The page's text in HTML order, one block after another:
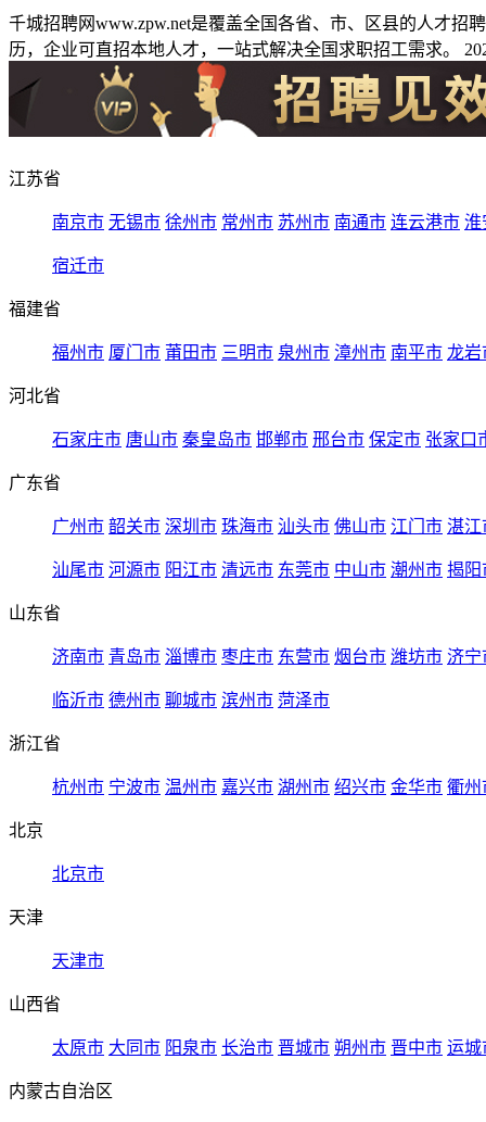
千城招聘网www.zpw.net是覆盖全国各省、市、区县的人才
历，企业可直招本地人才，一站式解决全国求职招工需求。
江苏省
南京市 无锡市 徐州市 常州市 苏州市 南通市 连云港市 淮
宿迁市
福建省
福州市 厦门市 莆田市 三明市 泉州市 漳州市 南平市 龙岩
河北省
石家庄市 唐山市 秦皇岛市 邯郸市 邢台市 保定市 张家口
广东省
广州市 韶关市 深圳市 珠海市 汕头市 佛山市 江门市 湛江
汕尾市 河源市 阳江市 清远市 东莞市 中山市 潮州市 揭阳
山东省
济南市 青岛市 淄博市 枣庄市 东营市 烟台市 潍坊市 济宁
临沂市 德州市 聊城市 滨州市 菏泽市
浙江省
杭州市 宁波市 温州市 嘉兴市 湖州市 绍兴市 金华市 衢州
北京
北京市
天津
天津市
山西省
太原市 大同市 阳泉市 长治市 晋城市 朔州市 晋中市 运城
内蒙古自治区